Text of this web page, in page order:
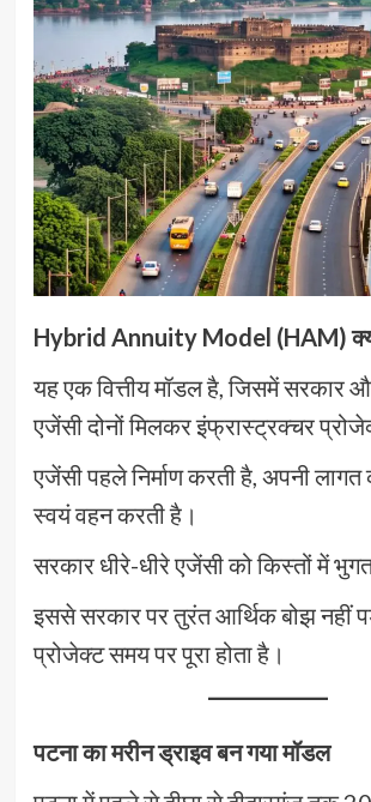
Hybrid Annuity Model (HAM)
यह एक वित्तीय मॉडल है, जिसमें सरकार
एजेंसी दोनों मिलकर इंफ्रास्ट्रक्चर
एजेंसी पहले निर्माण करती है, अपनी लागत
स्वयं वहन करती है।
सरकार धीरे-धीरे एजेंसी को किस्तों में
इससे सरकार पर तुरंत आर्थिक बोझ नहीं
प्रोजेक्ट समय पर पूरा होता है।
पटना का मरीन ड्राइव बन गया मॉडल